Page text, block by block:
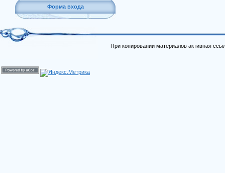
Форма входа
При копировании материалов активная